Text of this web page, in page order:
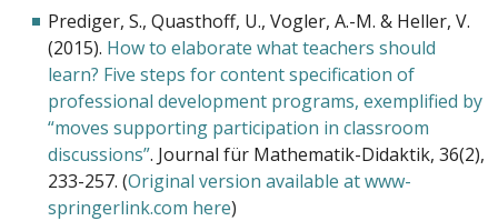
Prediger, S., Quasthoff, U., Vogler, A.-M. & Heller, V.
(2015). How to elaborate what teachers should
learn? Five steps for content specification of
professional development programs, exemplified by
“moves supporting participation in classroom
discussions”. Journal für Mathematik-Didaktik, 36(2),
233-257. (Original version available at www-
springerlink.com here)